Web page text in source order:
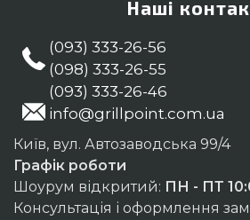
Наші
(093) 333-26-56
(098) 333-26-55
(093) 333-26-46
info@grillpoint.com.ua
Київ, вул. Автозаводська 99/4
Графік роботи
Шоурум відкритий: ПН - ПТ
Консультація і оформлення